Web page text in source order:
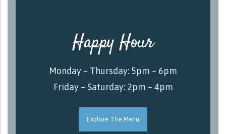
Happy Hour
Monday – Thursday: 5pm – 6pm
Friday – Saturday: 2pm – 4pm
Explore The Menu